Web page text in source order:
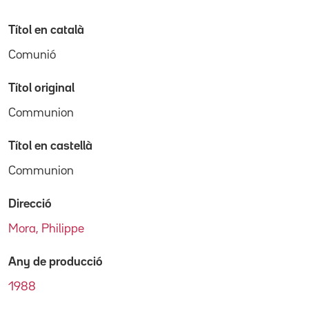
Títol en català
Comunió
Títol original
Communion
Títol en castellà
Communion
Direcció
Mora, Philippe
Any de producció
1988